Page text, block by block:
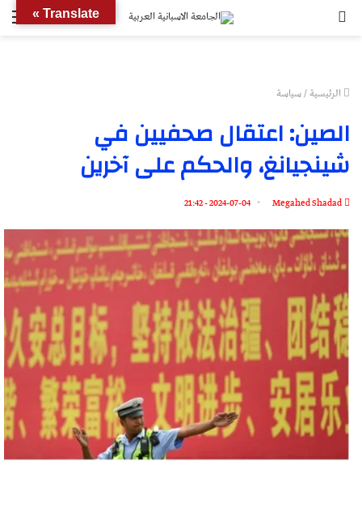
الرئيسية/سياسة
الصين: اعتقال صحفيين في
شينجيانغ، والحكم على آخرين
Megahed Shadad
2024-07-04 - 21:42
Translate »